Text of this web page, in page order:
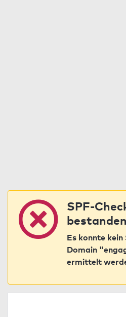
SPF-
bestanden
Es konnte
Domain
ermittelt